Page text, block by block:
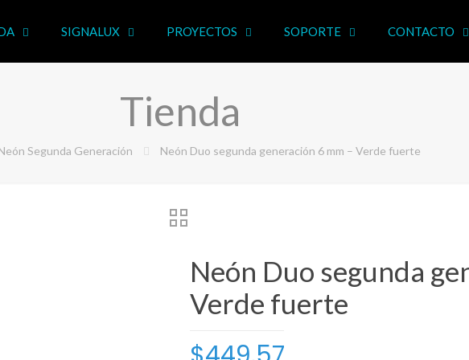
SIGNALUX PROYECTOS SOPORTE CONTACTO
Tienda
Segunda Generación Neón Duo segunda generación 6 mm – Verde fuerte
Neón Duo segunda
Verde fuerte